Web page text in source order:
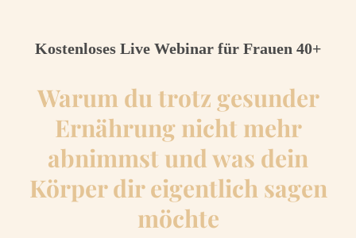
Kostenloses Live Webinar für Frauen 40+
Warum du trotz gesunder
Ernährung nicht mehr
abnimmst und was dein
Körper dir eigentlich sagen
möchte